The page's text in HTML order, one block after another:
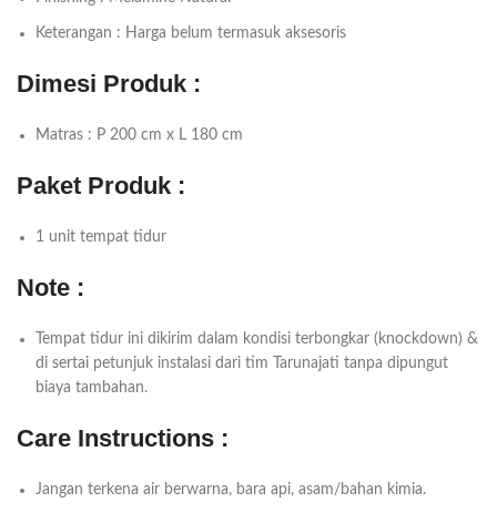
Keterangan : Harga belum termasuk aksesoris
Dimesi Produk :
Matras : P 200 cm x L 180 cm
Paket Produk :
1 unit tempat tidur
Note :
Tempat tidur ini dikirim dalam kondisi terbongkar (knockdown) &
di sertai petunjuk instalasi dari tim Tarunajati tanpa dipungut
biaya tambahan.
Care Instructions :
Jangan terkena air berwarna, bara api, asam/bahan kimia.